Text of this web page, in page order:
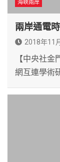
海峽兩岸
兩岸通電
2018年11
【中央社
網互連學術